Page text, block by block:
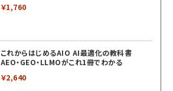
￥1,760
これからはじめるAIO AI最適化の教科書
AEO・GEO・LLMOがこれ1冊でわかる
￥2,640